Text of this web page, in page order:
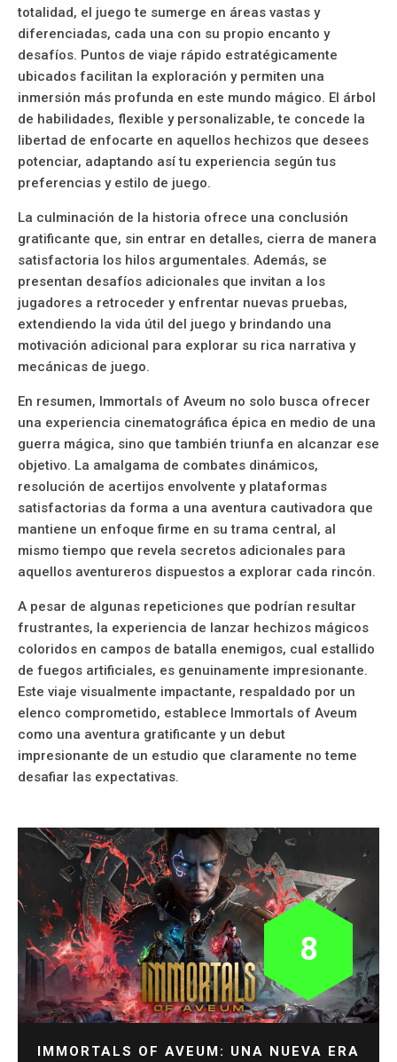
totalidad, el juego te sumerge en áreas vastas y
diferenciadas, cada una con su propio encanto y
desafíos. Puntos de viaje rápido estratégicamente
ubicados facilitan la exploración y permiten una
inmersión más profunda en este mundo mágico. El árbol
de habilidades, flexible y personalizable, te concede la
libertad de enfocarte en aquellos hechizos que desees
potenciar, adaptando así tu experiencia según tus
preferencias y estilo de juego.
La culminación de la historia ofrece una conclusión
gratificante que, sin entrar en detalles, cierra de manera
satisfactoria los hilos argumentales. Además, se
presentan desafíos adicionales que invitan a los
jugadores a retroceder y enfrentar nuevas pruebas,
extendiendo la vida útil del juego y brindando una
motivación adicional para explorar su rica narrativa y
mecánicas de juego.
En resumen, Immortals of Aveum no solo busca ofrecer
una experiencia cinematográfica épica en medio de una
guerra mágica, sino que también triunfa en alcanzar ese
objetivo. La amalgama de combates dinámicos,
resolución de acertijos envolvente y plataformas
satisfactorias da forma a una aventura cautivadora que
mantiene un enfoque firme en su trama central, al
mismo tiempo que revela secretos adicionales para
aquellos aventureros dispuestos a explorar cada rincón.
A pesar de algunas repeticiones que podrían resultar
frustrantes, la experiencia de lanzar hechizos mágicos
coloridos en campos de batalla enemigos, cual estallido
de fuegos artificiales, es genuinamente impresionante.
Este viaje visualmente impactante, respaldado por un
elenco comprometido, establece Immortals of Aveum
como una aventura gratificante y un debut
impresionante de un estudio que claramente no teme
desafiar las expectativas.
IMMORTALS OF AVEUM: UNA NUEVA ERA
8